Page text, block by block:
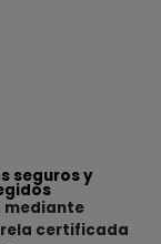
seguros y
mediante
certificada